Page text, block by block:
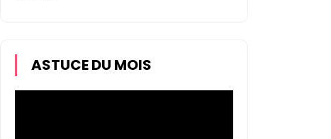
ASTUCE DU MOIS